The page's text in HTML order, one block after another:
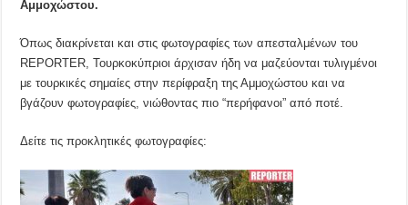
Αμμοχώστου.
Όπως διακρίνεται και στις φωτογραφίες των απεσταλμένων του
REPORTER, Τουρκοκύπριοι άρχισαν ήδη να μαζεύονται τυλιγμένοι
με τουρκικές σημαίες στην περίφραξη της Αμμοχώστου και να
βγάζουν φωτογραφίες, νιώθοντας πιο “περήφανοι” από ποτέ.
Δείτε τις προκλητικές φωτογραφίες: